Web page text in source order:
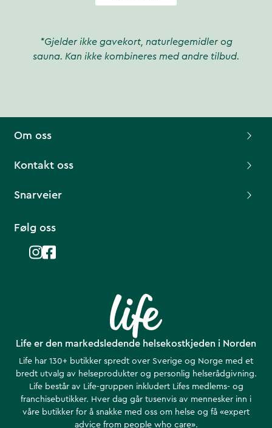
*Gjelder ikke gavekort, naturlegemidler og
sauna. Kan ikke kombineres med andre tilbud.
Life er den markedsledende helsekostkjeden i Norden
Life har 130+ butikker spredt over Sverige og Norge med et
bredt utvalg av helseprodukter og personlig helserådgivning.
Life består av Life-gruppen inkludert Lifes medlems- og
franchisebutikker. Hver dag går tusenvis av mennesker inn i
våre butikker for å snakke med oss om helse ​​og få «expert
advice from people who care».
Om oss
Kontakt oss
Snarveier
Følg oss